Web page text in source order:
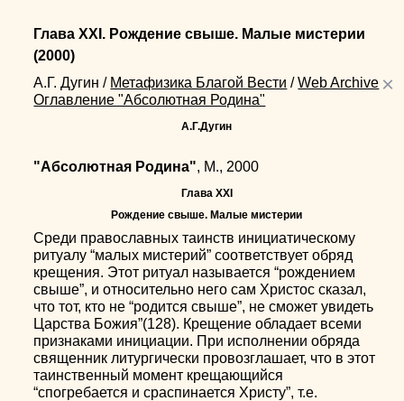
×
Глава XXI. Рождение свыше. Малые мистерии
(2000)
А.Г. Дугин / Метафизика Благой Вести / Web Archive
Оглавление "Абсолютная Родина"
А.Г.Дугин
"Абсолютная Родина", М., 2000
Глава XXI
Рождение свыше. Малые мистерии
Среди православных таинств инициатическому
ритуалу “малых мистерий” соответствует обряд
крещения. Этот ритуал называется “рождением
свыше”, и относительно него сам Христос сказал,
что тот, кто не “родится свыше”, не сможет увидеть
Царства Божия”(128). Крещение обладает всеми
признаками инициации. При исполнении обряда
священник литургически провозглашает, что в этот
таинственный момент крещающийся
“спогребается и сраспинается Христу”, т.е.